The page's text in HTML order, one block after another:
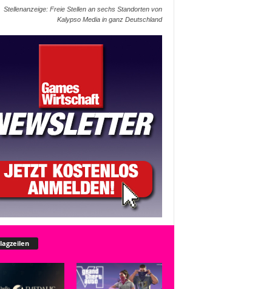
Stellenanzeige: Freie Stellen an sechs Standorten von
Kalypso Media in ganz Deutschland